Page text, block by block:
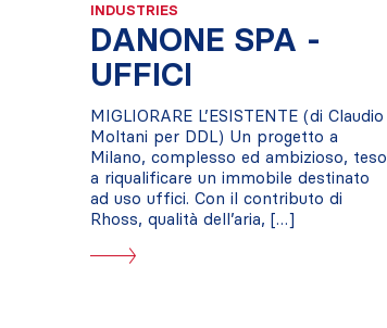
INDUSTRIES
DANONE SPA -
UFFICI
MIGLIORARE L’ESISTENTE (di Claudio
Moltani per DDL) Un progetto a
Milano, complesso ed ambizioso, teso
a riqualificare un immobile destinato
ad uso uffici. Con il contributo di
Rhoss, qualità dell’aria, […]